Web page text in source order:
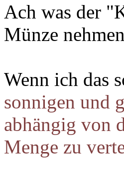
Ach was der
Münze
Wenn ich das
sonnigen und
abhängig von
Menge zu